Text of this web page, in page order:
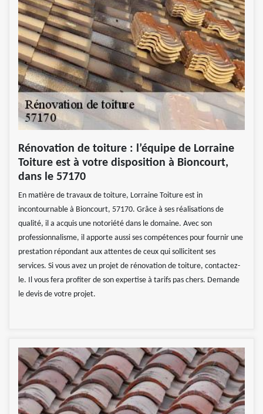
Rénovation de toiture : l’équipe de Lorraine
Toiture est à votre disposition à Bioncourt,
dans le 57170
En matière de travaux de toiture, Lorraine Toiture est in
incontournable à Bioncourt, 57170. Grâce à ses réalisations de
qualité, il a acquis une notoriété dans le domaine. Avec son
professionnalisme, il apporte aussi ses compétences pour fournir une
prestation répondant aux attentes de ceux qui sollicitent ses
services. Si vous avez un projet de rénovation de toiture, contactez-
le. Il vous fera profiter de son expertise à tarifs pas chers. Demande
le devis de votre projet.